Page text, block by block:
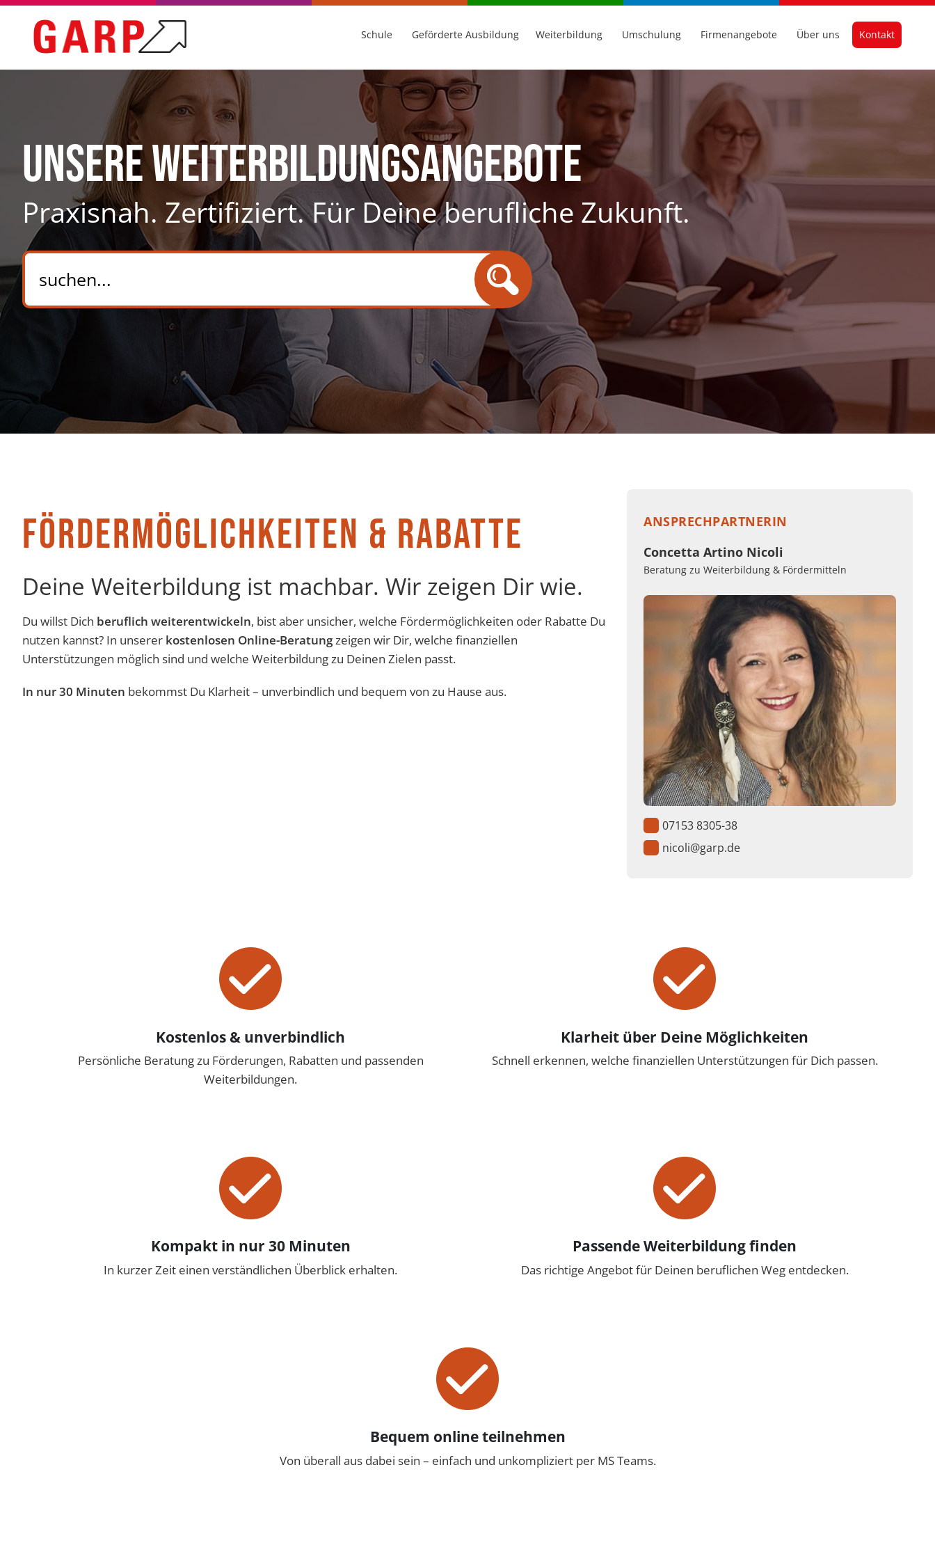
Schule Geförderte Ausbildung Weiterbildung Umschulung Firmenangebote Über uns Kontakt
Unsere Weiterbildungsangebote
Praxisnah. Zertifiziert. Für Deine berufliche Zukunft.
FÖRDERMÖGLICHKEITEN & RABATTE
Deine Weiterbildung ist machbar. Wir zeigen Dir wie.
Du willst Dich beruflich weiterentwickeln, bist aber unsicher, welche Fördermöglichkeiten oder Rabatte Du
nutzen kannst? In unserer kostenlosen Online-Beratungzeigen wir Dir, welche finanziellen
Unterstützungen möglich sind und welche Weiterbildung zu Deinen Zielen passt.
In nur 30 Minuten bekommst Du Klarheit – unverbindlich und bequem von zu Hause aus.
ANSPRECHPARTNERIN
Concetta Artino Nicoli
Beratung zu Weiterbildung & Fördermitteln
07153 8305-38
nicoli@garp.de
Kostenlos & unverbindlich
Persönliche Beratung zu Förderungen, Rabatten und passenden
Weiterbildungen.
Klarheit über Deine Möglichkeiten
Schnell erkennen, welche finanziellen Unterstützungen für Dich passen.
Kompakt in nur 30 Minuten
In kurzer Zeit einen verständlichen Überblick erhalten.
Passende Weiterbildung finden
Das richtige Angebot für Deinen beruflichen Weg entdecken.
Bequem online teilnehmen
Von überall aus dabei sein – einfach und unkompliziert per MS Teams.